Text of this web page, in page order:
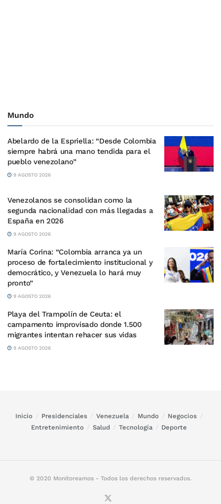
Mundo
Abelardo de la Espriella: “Desde Colombia
siempre habrá una mano tendida para el
pueblo venezolano”
9 AGOSTO 2026
Venezolanos se consolidan como la
segunda nacionalidad con más llegadas a
España en 2026
9 AGOSTO 2026
María Corina: “Colombia arranca ya un
proceso de fortalecimiento institucional y
democrático, y Venezuela lo hará muy
pronto”
9 AGOSTO 2026
Playa del Trampolín de Ceuta: el
campamento improvisado donde 1.500
migrantes intentan rehacer sus vidas
9 AGOSTO 2026
Inicio Presidenciales Venezuela Mundo
Negocios
Entretenimiento
Salud Tecnología Deporte
© 2020 Monitoreamos - Todos los derechos reservados.